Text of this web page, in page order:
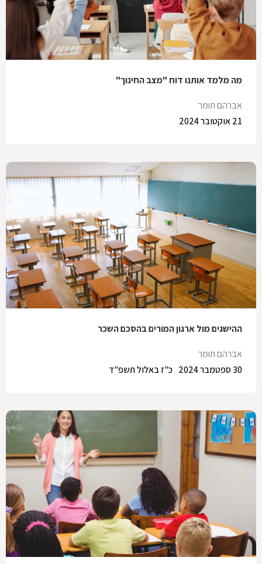
מה מלמד אותנו דוח "מצב החינוך"
אברהם תומר
21 אוקטובר 2024
ההישגים מול ארגון המורים בהסכם השכר
אברהם תומר
כ"ז באלול תשפ"ד
30 ספטמבר 2024